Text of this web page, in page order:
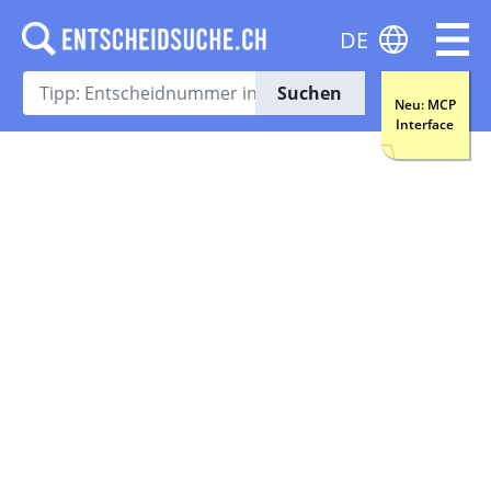
Suchen
Neu: MCP
Interface
DE